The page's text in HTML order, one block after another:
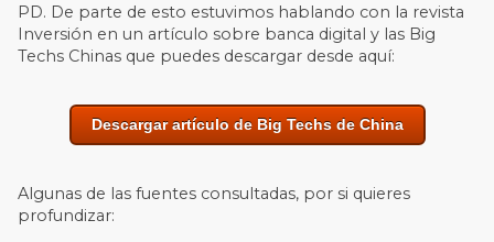
PD. De parte de esto estuvimos hablando con la revista
Inversión en un artículo sobre banca digital y las Big
Techs Chinas que puedes descargar desde aquí:
Descargar artículo de Big Techs de China
Algunas de las fuentes consultadas, por si quieres
profundizar: